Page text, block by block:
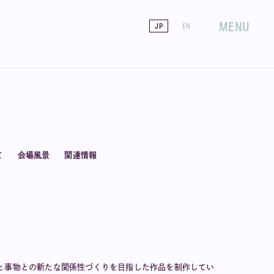
JP EN MENU
会場風景 関連情報
物との新たな関係性づくりを目指した作品を制作してい